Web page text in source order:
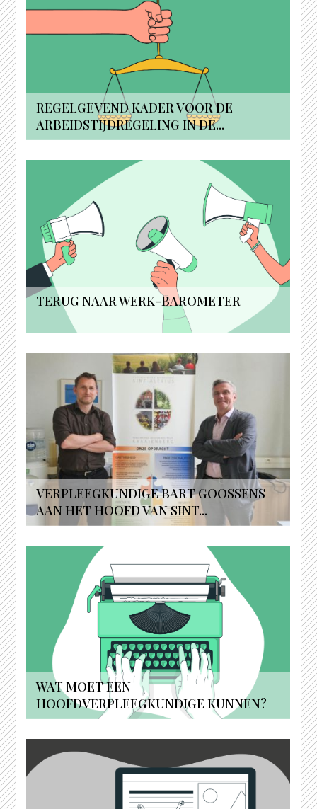
REGELGEVEND KADER VOOR DE
ARBEIDSTIJDREGELING IN DE...
TERUG NAAR WERK-BAROMETER
VERPLEEGKUNDIGE BART GOOSSENS
AAN HET HOOFD VAN SINT...
WAT MOET EEN
HOOFDVERPLEEGKUNDIGE KUNNEN?